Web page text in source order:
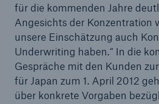
für die kommenden Jahre
Angesichts der Konzentration
unsere Einschätzung auch
Underwriting haben.“ In die
Gespräche mit den Kunden
für Japan zum 1. April 2012
über konkrete Vorgaben
Naturkatastrophen
Versicherungslücke: der
versicherten Schäden aus
seit 1980 beträgt